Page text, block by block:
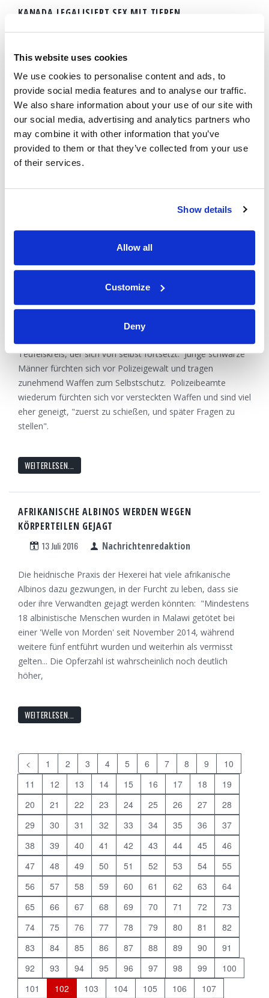
This website uses cookies
We use cookies to personalise content and ads, to
provide social media features and to analyse our traffic.
We also share information about your use of our site with
our social media, advertising and analytics partners who
may combine it with other information that you’ve
provided to them or that they’ve collected from your use
of their services.
Show details
Allow all
Customize
Deny
KANADA LEGALISIERT SEX MIT TIEREN
20 Juli 2016 Nachrichtenredaktion
"Kanadas höchster Gerichtshof hat gerade entschieden,
dass manche sexuelle Handlungen zwischen Menschen und
Tieren legal sind" (Breitbart.com, 16. Juli 2016). Auch wenn
die Handlungen, die in diesem Fall gutgeheißen wurden,
begrenzt sind, machen sich Gegner Sorgen über den
Missbrauch von Tieren und Menschen, der durch diese
Entscheidung ausgelöst werden könnte (ebenda). Seit
Tausenden von Jahren hat die Bibel diese pervertierten
FURCHT, HASS UND TOD
Nachrichtenredaktion
Das kürzliche Erschießen von jungen, schwarzen Männern
durch die US-Polizei in Routinesituationen hat Emotionen
Teufelskreis, der sich von selbst fortsetzt. Junge schwarze
Männer fürchten sich vor Polizeigewalt und tragen
zunehmend Waffen zum Selbstschutz. Polizeibeamte
wiederum fürchten sich vor versteckten Waffen und sind viel
eher geneigt, "zuerst zu schießen, und später Fragen zu
stellen".
WEITERLESEN...
AFRIKANISCHE ALBINOS WERDEN WEGEN
KÖRPERTEILEN GEJAGT
13 Juli 2016 Nachrichtenredaktion
Die heidnische Praxis der Hexerei hat viele afrikanische
Albinos dazu gezwungen, in der Furcht zu leben, dass sie
oder ihre Verwandten gejagt werden könnten: "Mindestens
18 albinistische Menschen wurden in Malawi getötet bei
einer 'Welle von Morden' seit November 2014, während
weitere fünf entführt wurden und weiterhin als vermisst
gelten... Die Opferzahl ist wahrscheinlich noch deutlich
höher,
WEITERLESEN...
< 1 2 3 4 5 6 7 8 9
10
11
12 13 14 15 16 17 18
19
20
21 22 23 24 25 26 27
28
29
30 31 32 33 34 35 36
37
38
39 40 41 42 43 44 45
46
47
48 49 50 51 52 53 54
55
56
57 58 59 60 61 62 63
64
65
66 67 68 69 70 71 72
73
74
75 76 77 78 79 80 81
82
83
84 85 86 87 88 89 90
91
92
93 94 95 96 97 98 99
100
101
102 103 104 105 106
107